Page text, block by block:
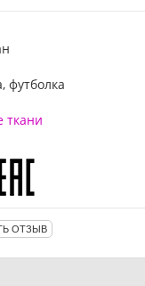
футболка
ткани
ОТЗЫВ